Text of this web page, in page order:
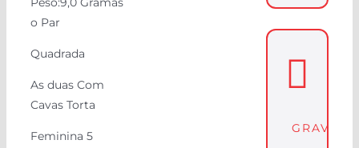
o Par
Quadrada
As duas Com
Cavas Torta
Feminina 5